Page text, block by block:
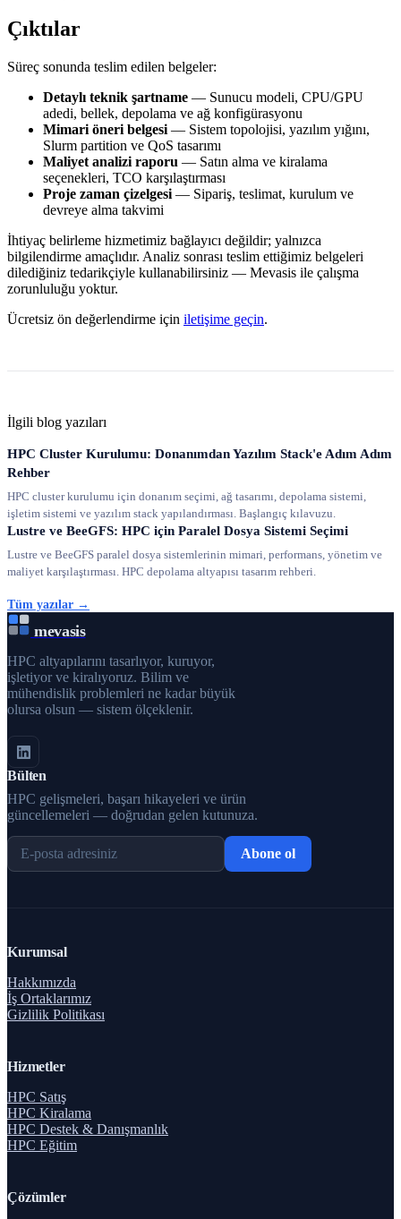
Çıktılar
Süreç sonunda teslim edilen belgeler:
Detaylı teknik şartname — Sunucu modeli, CPU/GPU
adedi, bellek, depolama ve ağ konfigürasyonu
Mimari öneri belgesi — Sistem topolojisi, yazılım yığını,
Slurm partition ve QoS tasarımı
Maliyet analizi raporu — Satın alma ve kiralama
seçenekleri, TCO karşılaştırması
Proje zaman çizelgesi — Sipariş, teslimat, kurulum ve
devreye alma takvimi
İhtiyaç belirleme hizmetimiz bağlayıcı değildir; yalnızca
bilgilendirme amaçlıdır. Analiz sonrası teslim ettiğimiz belgeleri
dilediğiniz tedarikçiyle kullanabilirsiniz — Mevasis ile çalışma
zorunluluğu yoktur.
Ücretsiz ön değerlendirme için iletişime geçin.
İlgili blog yazıları
HPC Cluster Kurulumu: Donanımdan Yazılım Stack'e Adım Adım
Rehber
HPC cluster kurulumu için donanım seçimi, ağ tasarımı, depolama sistemi,
işletim sistemi ve yazılım stack yapılandırması. Başlangıç kılavuzu.
Lustre ve BeeGFS: HPC için Paralel Dosya Sistemi Seçimi
Lustre ve BeeGFS paralel dosya sistemlerinin mimari, performans, yönetim ve
maliyet karşılaştırması. HPC depolama altyapısı tasarım rehberi.
Tüm yazılar →
mevasis
HPC altyapılarını tasarlıyor, kuruyor,
işletiyor ve kiralıyoruz. Bilim ve
mühendislik problemleri ne kadar büyük
olursa olsun — sistem ölçeklenir.
Bülten
HPC gelişmeleri, başarı hikayeleri ve ürün
güncellemeleri — doğrudan gelen kutunuza.
Abone ol
Kurumsal
Hakkımızda
İş Ortaklarımız
Gizlilik Politikası
Hizmetler
HPC Satış
HPC Kiralama
HPC Destek & Danışmanlık
HPC Eğitim
Çözümler